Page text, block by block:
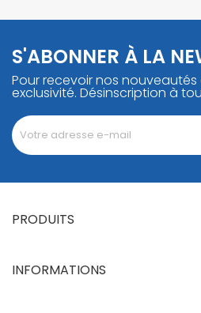
S'ABONNER À LA
Pour recevoir nos
exclusivité. Désinscription à
PRODUITS
INFORMATIONS